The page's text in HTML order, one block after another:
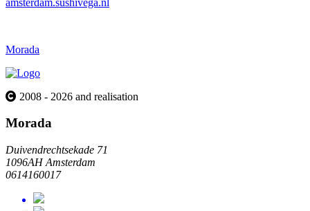
Morada
2008 - 2026 and realisation
Morada
Duivendrechtsekade 71
1096AH Amsterdam
0614160017